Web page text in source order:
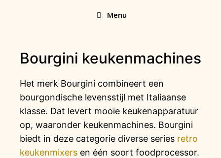
Menu
Bourgini keukenmachines
Het merk Bourgini combineert een
bourgondische levensstijl met Italiaanse
klasse. Dat levert mooie keukenapparatuur
op, waaronder keukenmachines. Bourgini
biedt in deze categorie diverse series retro
keukenmixers en één soort foodprocessor.